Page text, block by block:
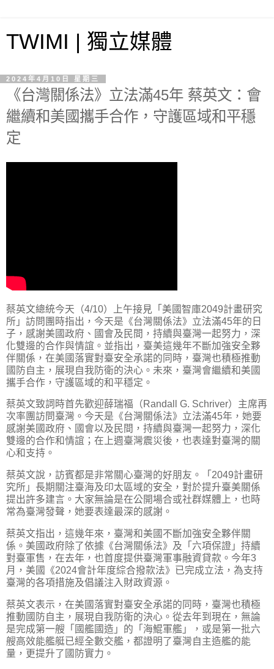
TWIMI | 獨立媒體
2024年4月10日 星期三
《台灣關係法》立法滿45年 蔡英文：會
繼續和美國攜手合作，守護區域和平穩
定
蔡英文總統今天（4/10）上午接見「美國智庫2049計畫研究
所」訪問團時指出，今天是《台灣關係法》立法滿45年的日
子，感謝美國政府、國會及民間，持續與臺灣一起努力，深
化雙邊的合作與情誼。並指出，臺美這幾年不斷加強安全夥
伴關係，在美國落實對臺安全承諾的同時，臺灣也積極推動
國防自主，展現自我防衛的決心。未來，臺灣會繼續和美國
攜手合作，守護區域的和平穩定。
蔡英文致詞時首先歡迎薛瑞福（Randall G. Schriver）主席再
次率團訪問臺灣。今天是《台灣關係法》立法滿45年，她要
感謝美國政府、國會以及民間，持續與臺灣一起努力，深化
雙邊的合作和情誼；在上週臺灣震災後，也表達對臺灣的關
心和支持。
蔡英文說，訪賓都是非常關心臺灣的好朋友。「2049計畫研
究所」長期關注臺海及印太區域的安全，對於提升臺美關係
提出許多建言。大家無論是在公開場合或社群媒體上，也時
常為臺灣發聲，她要表達最深的感謝。
蔡英文指出，這幾年來，臺灣和美國不斷加強安全夥伴關
係。美國政府除了依據《台灣關係法》及「六項保證」持續
對臺軍售，在去年，也首度提供臺灣軍事融資貸款。今年3
月，美國《2024會計年度綜合撥款法》已完成立法，為支持
臺灣的各項措施及倡議注入財政資源。
蔡英文表示，在美國落實對臺安全承諾的同時，臺灣也積極
推動國防自主，展現自我防衛的決心。從去年到現在，無論
是完成第一艘「國艦國造」的「海鯤軍艦」，或是第一批六
艘高效能艦艇已經全數交艦，都證明了臺灣自主造艦的能
量，更提升了國防實力。